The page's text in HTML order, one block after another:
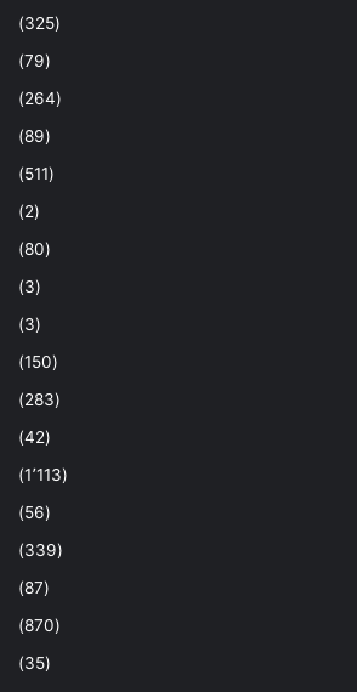
(325)
(79)
(264)
(89)
(511)
(2)
(80)
(3)
(3)
(150)
(283)
(42)
(1٬113)
(56)
(339)
(87)
(870)
(35)